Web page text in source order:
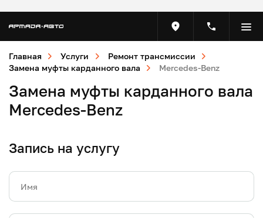
Главная Услуги
Ремонт трансмиссии
Замена муфты карданного вала
Mercedes-Benz
Замена муфты карданного вала
Mercedes-Benz
Запись на услугу
Имя